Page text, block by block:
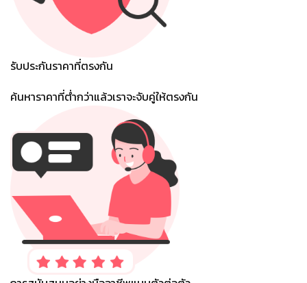
รับประกันราคาที่ตรงกัน
ค้นหาราคาที่ต่ํากว่าแล้วเราจะจับคู่ให้ตรงกัน